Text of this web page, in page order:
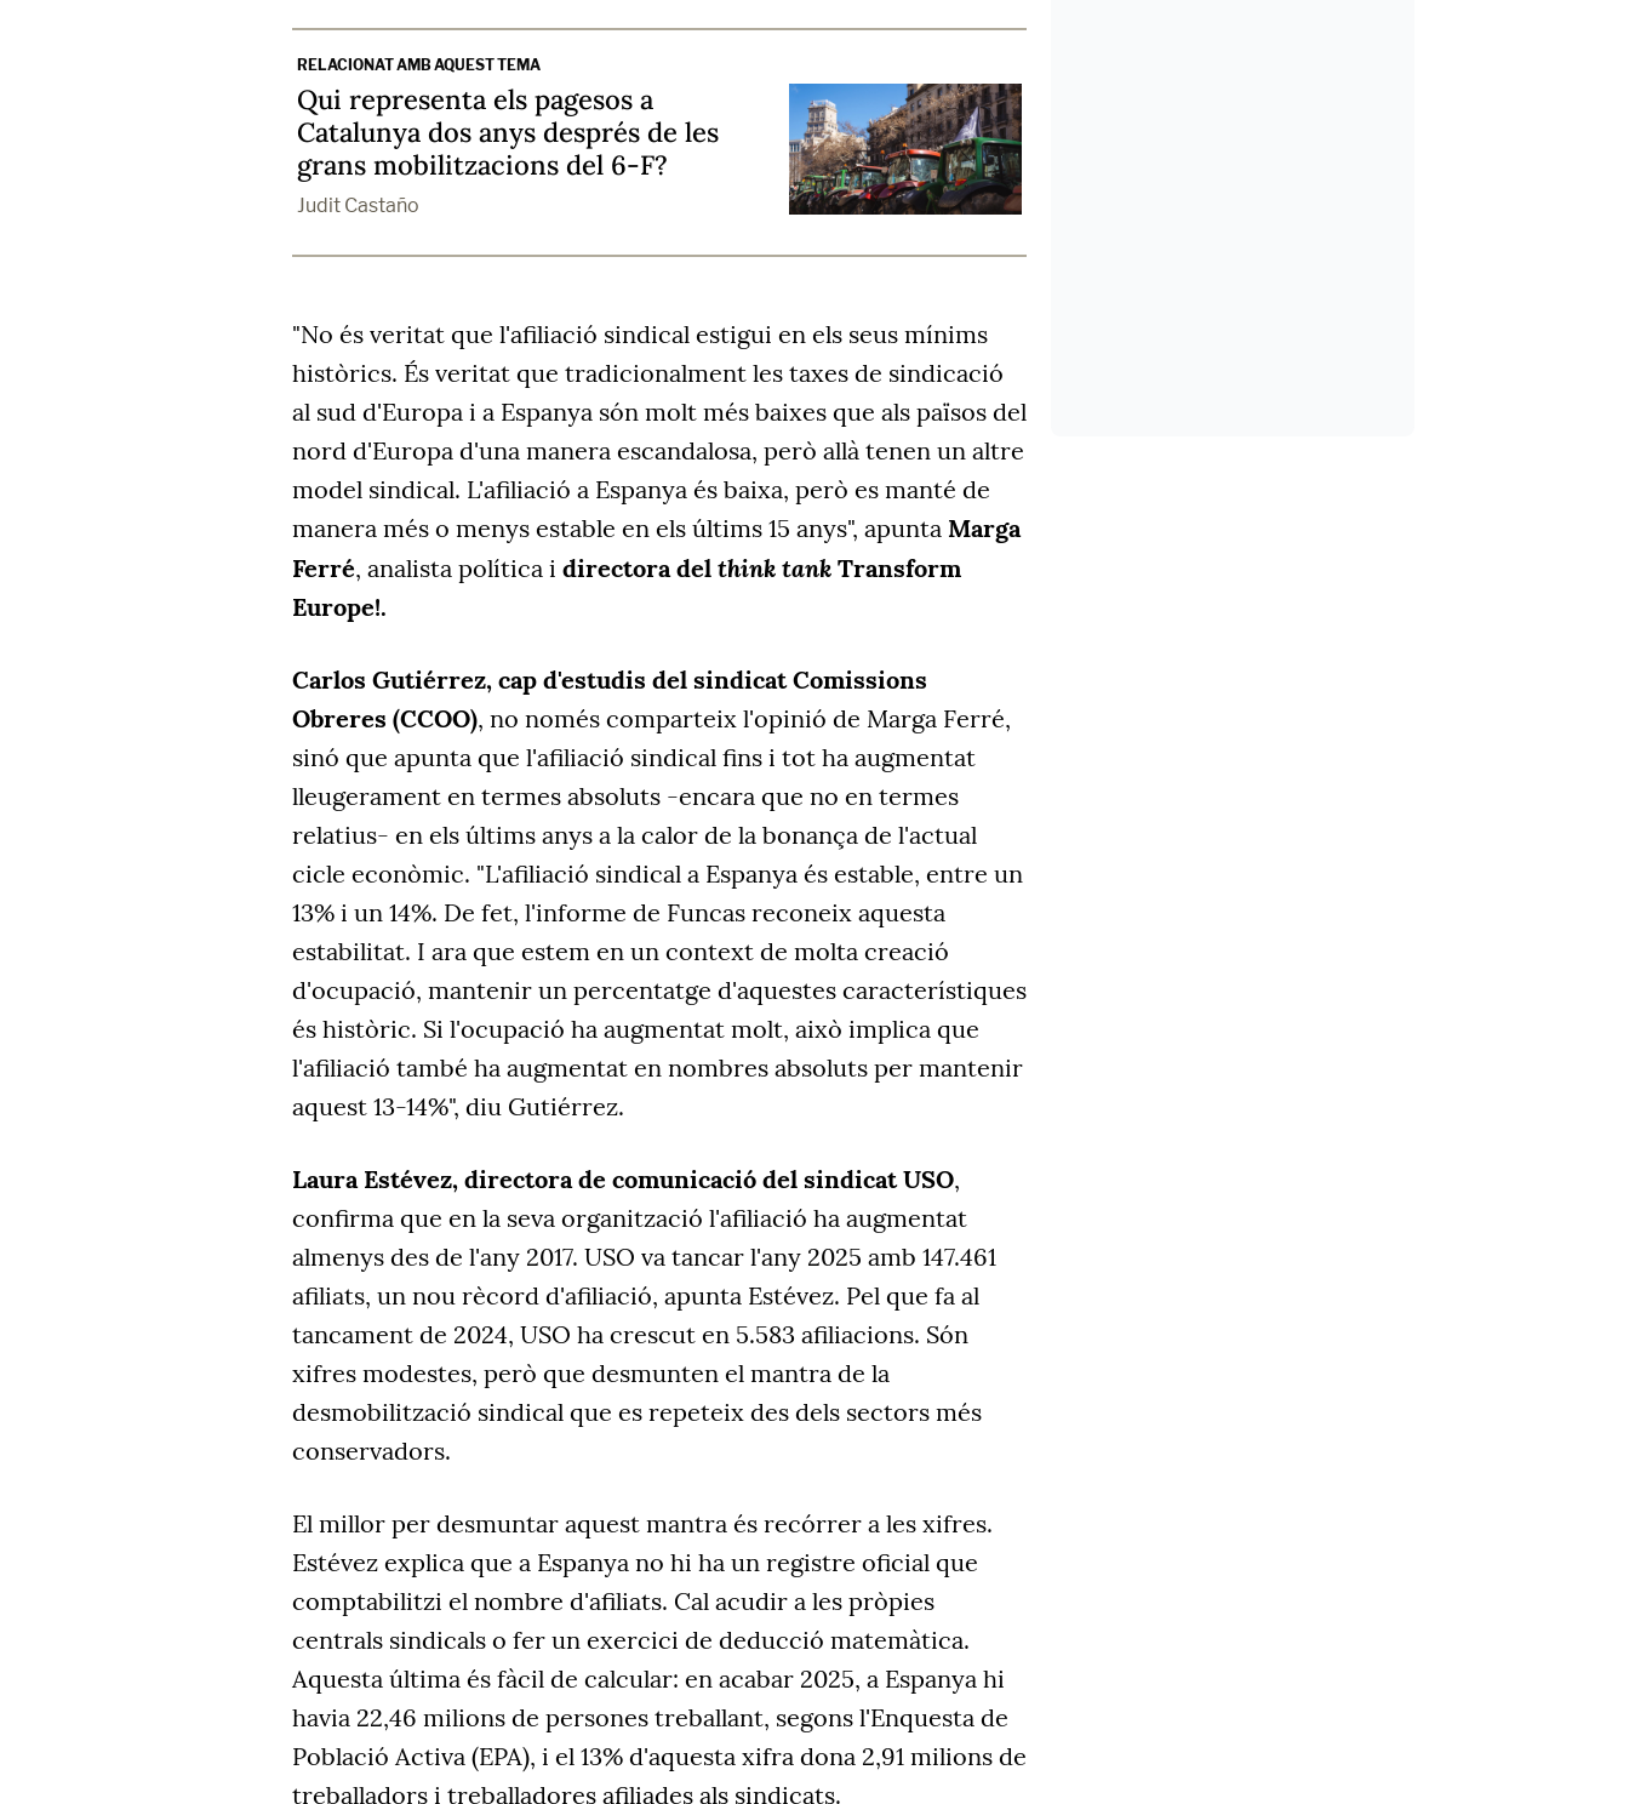
RELACIONAT AMB AQUEST TEMA
Qui representa els pagesos a
Catalunya dos anys després de les
grans mobilitzacions del 6-F?
Judit Castaño
"No és veritat que l'afiliació sindical estigui en els seus mínims
històrics. És veritat que tradicionalment les taxes de sindicació
al sud d'Europa i a Espanya són molt més baixes que als països del
nord d'Europa d'una manera escandalosa, però allà tenen un altre
model sindical. L'afiliació a Espanya és baixa, però es manté de
manera més o menys estable en els últims 15 anys", apunta Marga
Ferré, analista política i directora del think tank Transform
Europe!.
Carlos Gutiérrez, cap d'estudis del sindicat Comissions
Obreres (CCOO), no només comparteix l'opinió de Marga Ferré,
sinó que apunta que l'afiliació sindical fins i tot ha augmentat
lleugerament en termes absoluts -encara que no en termes
relatius- en els últims anys a la calor de la bonança de l'actual
cicle econòmic. "L'afiliació sindical a Espanya és estable, entre un
13% i un 14%. De fet, l'informe de Funcas reconeix aquesta
estabilitat. I ara que estem en un context de molta creació
d'ocupació, mantenir un percentatge d'aquestes característiques
és històric. Si l'ocupació ha augmentat molt, això implica que
l'afiliació també ha augmentat en nombres absoluts per mantenir
aquest 13-14%", diu Gutiérrez.
Laura Estévez, directora de comunicació del sindicat USO,
confirma que en la seva organització l'afiliació ha augmentat
almenys des de l'any 2017. USO va tancar l'any 2025 amb 147.461
afiliats, un nou rècord d'afiliació, apunta Estévez. Pel que fa al
tancament de 2024, USO ha crescut en 5.583 afiliacions. Són
xifres modestes, però que desmunten el mantra de la
desmobilització sindical que es repeteix des dels sectors més
conservadors.
El millor per desmuntar aquest mantra és recórrer a les xifres.
Estévez explica que a Espanya no hi ha un registre oficial que
comptabilitzi el nombre d'afiliats. Cal acudir a les pròpies
centrals sindicals o fer un exercici de deducció matemàtica.
Aquesta última és fàcil de calcular: en acabar 2025, a Espanya hi
havia 22,46 milions de persones treballant, segons l'Enquesta de
Població Activa (EPA), i el 13% d'aquesta xifra dona 2,91 milions de
treballadors i treballadores afiliades als sindicats.